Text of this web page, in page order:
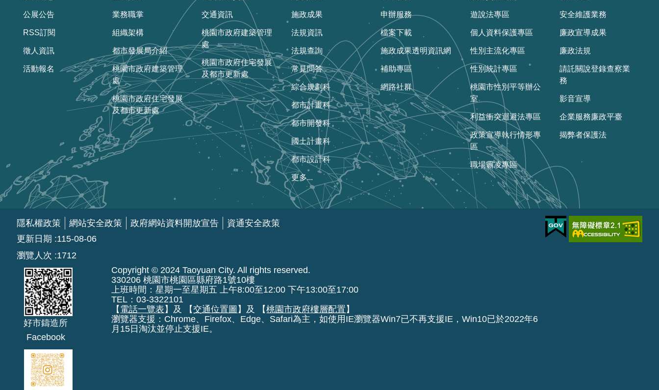
公展公告
RSS訂閱
徵人資訊
活動報名
業務職掌
組織架構
都市發展局介紹
桃園市政府建築管理
處
桃園市政府住宅發展
及都市更新處
交通資訊
桃園市政府建築管理
處
桃園市政府住宅發展
及都市更新處
施政成果
法規資訊
法規查詢
常見問答
綜合規劃科
都市計畫科
都市開發科
國土計畫科
都市設計科
更多...
申辦服務
檔案下載
施政成果透明資訊網
補助專區
網路社群
遊說法專區
個人資料保護專區
性別主流化專區
性別統計專區
桃園市性別平等辦公
室
利益衝突迴避法專區
政策宣導執行情形專
區
職場霸凌專區
安全維護業務
廉政宣導成果
廉政法規
請託關說登錄查察業
務
影音宣導
企業服務廉政平臺
揭弊者保護法
隱私權政策 網站安全政策 政府網站資料開放宣告
資通安全政策
更新日期 115-08-06
瀏覽人次
1712
好市鑄造所
Facebook
Copyright © 2024 Taoyuan City. All rights reserved.
330206 桃園市桃園區縣府路1號10樓
上班時間：星期一至星期五 上午8:00至12:00 下午13:00至17:00
TEL：03-3322101
【 電話一覽表 】及 【交通位置圖 】及 【桃園市政府樓層配置 】
瀏覽器支援：Chrome、Firefox、Edge、Safari為主，如使用IE瀏覽器Win7已不再支援IE，Win10已於2022年6
月15日淘汰並停止支援IE。